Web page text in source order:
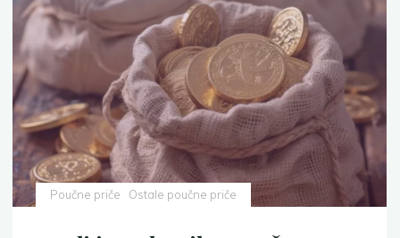
Nedžada
Ibrišimovića"
Poučne priče Ostale poučne priče